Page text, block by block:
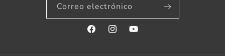
Correo electrónico
FacebookInstagramYouTube